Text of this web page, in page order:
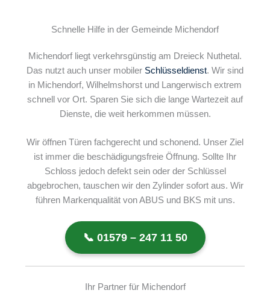
Schnelle Hilfe in der Gemeinde Michendorf
Michendorf liegt verkehrsgünstig am Dreieck Nuthetal.
Das nutzt auch unser mobiler Schlüsseldienst. Wir sind
in Michendorf, Wilhelmshorst und Langerwisch extrem
schnell vor Ort. Sparen Sie sich die lange Wartezeit auf
Dienste, die weit herkommen müssen.
Wir öffnen Türen fachgerecht und schonend. Unser Ziel
ist immer die beschädigungsfreie Öffnung. Sollte Ihr
Schloss jedoch defekt sein oder der Schlüssel
abgebrochen, tauschen wir den Zylinder sofort aus. Wir
führen Markenqualität von ABUS und BKS mit uns.
📞 01579 – 247 11 50
Ihr Partner für Michendorf